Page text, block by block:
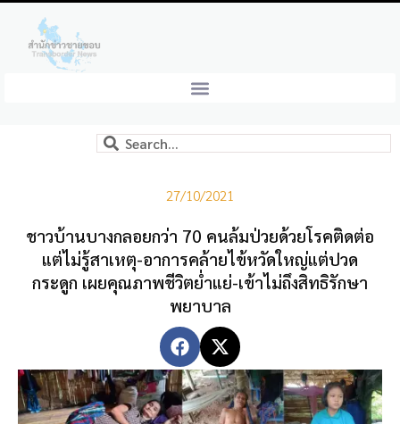
27/10/2021
ชาวบ้านบางกลอยกว่า 70 คนล้มป่วยด้วยโรคติดต่อ
แต่ไม่รู้สาเหตุ-อาการคล้ายไข้หวัดใหญ่แต่ปวด
กระดูก เผยคุณภาพชีวิตย่ำแย่-เข้าไม่ถึงสิทธิรักษา
พยาบาล